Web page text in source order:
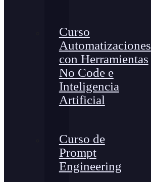
Curso
Automatizaciones
con Herramientas
No Code e
Inteligencia
Artificial
Curso de
Prompt
Engineering